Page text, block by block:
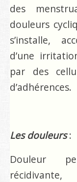
des
douleurs
s’installe,
d’une
par des
d’adhérences.
Les douleurs:
Douleur
récidivante,